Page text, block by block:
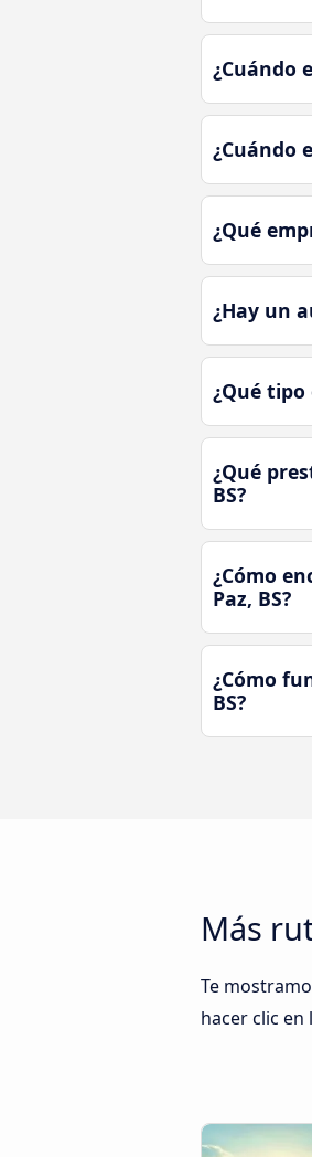
¿Cuándo
¿Cuándo
¿Qué
¿Hay un
¿Qué tipo
¿Qué
BS?
¿Cómo
Paz, BS?
¿Cómo
BS?
Más
Te
hacer clic